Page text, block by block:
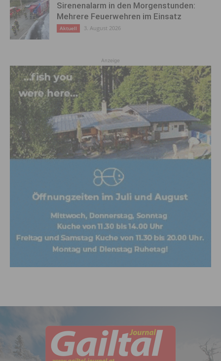
Sirenenalarm in den Morgenstunden:
Mehrere Feuerwehren im Einsatz
Aktuell 3. August 2026
Anzeige